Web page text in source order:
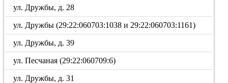
ул. Дружбы, д. 28
ул. Дружбы (29:22:060703:1038 и 29:22:060703:1161)
ул. Дружбы, д. 39
ул. Песчаная (29:22:060709:6)
ул. Дружбы, д. 31